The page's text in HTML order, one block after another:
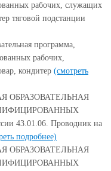
рабочих, служащих
тяговой подстанции
программа,
рабочих,
кондитер (смотреть
ОБРАЗОВАТЕЛЬНАЯ
43.01.06. Проводник на
подробнее)
ОБРАЗОВАТЕЛЬНАЯ